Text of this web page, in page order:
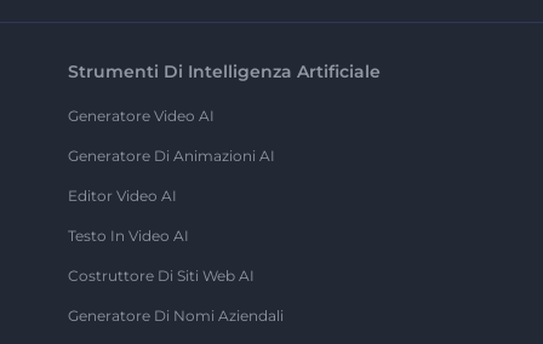
Strumenti Di Intelligenza Artificiale
Generatore Video AI
Generatore Di Animazioni AI
Editor Video AI
Testo In Video AI
Costruttore Di Siti Web AI
Generatore Di Nomi Aziendali